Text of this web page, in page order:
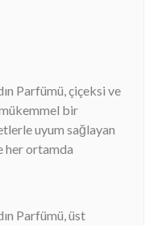
Parfümü, çiçeksi ve
bir
uyum sağlayan
her ortamda
Parfümü, üst